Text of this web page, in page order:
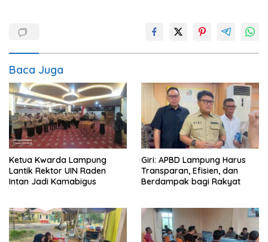
Baca Juga
Ketua Kwarda Lampung
Lantik Rektor UIN Raden
Intan Jadi Kamabigus
Giri: APBD Lampung Harus
Transparan, Efisien, dan
Berdampak bagi Rakyat